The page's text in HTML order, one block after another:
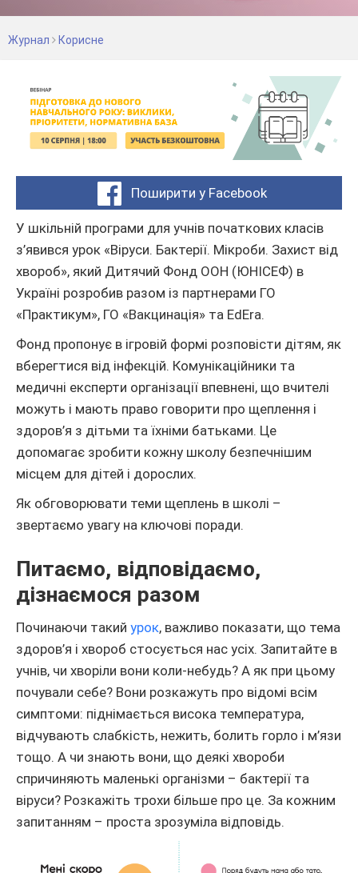
Журнал Корисне
Поширити у Facebook
У шкільній програми для учнів початкових класів
з’явився урок «Віруси. Бактерії. Мікроби. Захист від
хвороб», який Дитячий Фонд ООН (ЮНІСЕФ) в
Україні розробив разом із партнерами ГО
«Практикум», ГО «Вакцинація» та EdEra.
Фонд пропонує в ігровій формі розповісти дітям, як
вберегтися від інфекцій. Комунікаційники та
медичні експерти організації впевнені, що вчителі
можуть і мають право говорити про щеплення і
здоров’я з дітьми та їхніми батьками. Це
допомагає зробити кожну школу безпечнішим
місцем для дітей і дорослих.
Як обговорювати теми щеплень в школі –
звертаємо увагу на ключові поради.
Питаємо, відповідаємо,
дізнаємося разом
Починаючи такий урок, важливо показати, що тема
здоров’я і хвороб стосується нас усіх. Запитайте в
учнів, чи хворіли вони коли-небудь? А як при цьому
почували себе? Вони розкажуть про відомі всім
симптоми: піднімається висока температура,
відчувають слабкість, нежить, болить горло і м’язи
тощо. А чи знають вони, що деякі хвороби
спричиняють маленькі організми – бактерії та
віруси? Розкажіть трохи більше про це. За кожним
запитанням – проста зрозуміла відповідь.